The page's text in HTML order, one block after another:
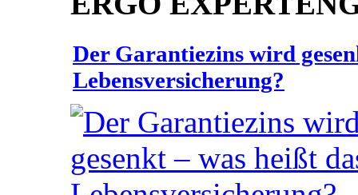
Der Garantiezins wird
Lebensversicherung?